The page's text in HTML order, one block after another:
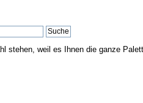
stehen, weil es Ihnen die ganze